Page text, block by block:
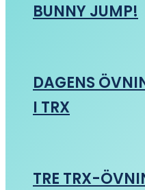
BUNNY JUMP!
DAGENS
I TRX
TRE TRX-